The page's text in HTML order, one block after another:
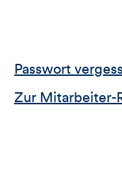
Passwort
Zur Mitarbeiter-